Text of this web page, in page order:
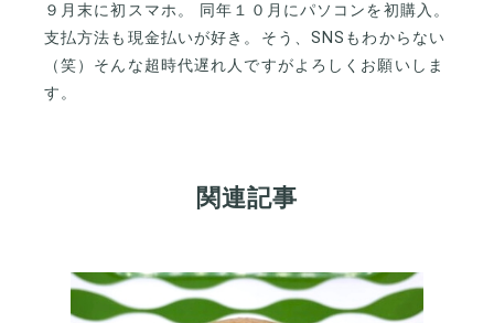
９月末に初スマホ。 同年１０月にパソコンを初購入。
支払方法も現金払いが好き。そう、SNSもわからない
（笑）そんな超時代遅れ人ですがよろしくお願いしま
す。
関連記事